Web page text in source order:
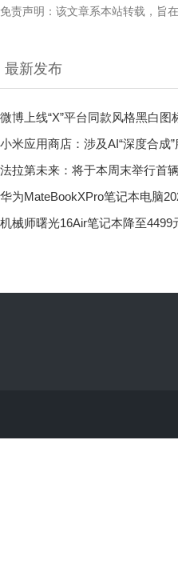
免责声明：该文章系本站转载，旨
最新发布
微博上线“X”平台同款风格黑白图
小米应用商店：涉及AI“深度合成
法拉第未来：将于本周末举行首
华为MateBookXPro笔记本电脑
机械师曙光16Air笔记本降至4499